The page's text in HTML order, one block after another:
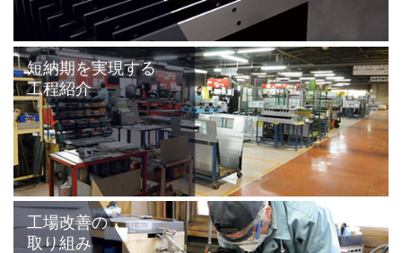
短納期を実現する
工程紹介
工場改善の
取り組み